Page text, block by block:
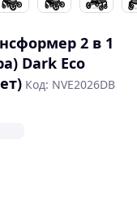
2 в 1
Dark Eco
Код: NVE2026DB